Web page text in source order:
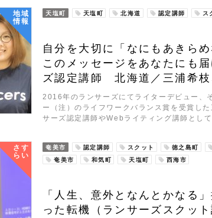
地域
情報
天塩町 天塩町 北海道 認定講師 ス
自分を大切に「なにもあきらめ
このメッセージをあなたにも
ズ認定講師 北海道／三浦希枝
2016年のランサーズにてライターデビュー、
ー（注）のライフワークバランス賞を受賞し
サーズ認定講師やWebライティング講師とし
さす
らい
奄美市 認定講師 スクット 徳之島町
奄美市
和気町 天塩町 西海市
「人生、意外となんとかなる
った転機（ランサーズスクッ